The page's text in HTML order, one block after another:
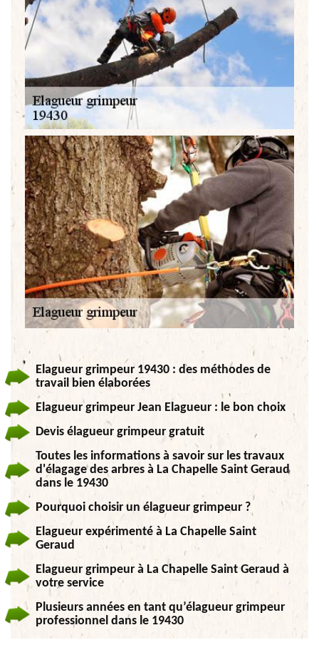
Elagueur grimpeur 19430 : des méthodes de
travail bien élaborées
Elagueur grimpeur Jean Elagueur : le bon choix
Devis élagueur grimpeur gratuit
Toutes les informations à savoir sur les travaux
d'élagage des arbres à La Chapelle Saint Geraud
dans le 19430
Pourquoi choisir un élagueur grimpeur ?
Elagueur expérimenté à La Chapelle Saint
Geraud
Elagueur grimpeur à La Chapelle Saint Geraud à
votre service
Plusieurs années en tant qu’élagueur grimpeur
professionnel dans le 19430